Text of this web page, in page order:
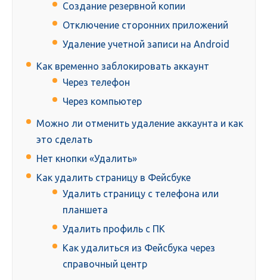
Создание резервной копии
Отключение сторонних приложений
Удаление учетной записи на Android
Как временно заблокировать аккаунт
Через телефон
Через компьютер
Можно ли отменить удаление аккаунта и как
это сделать
Нет кнопки «Удалить»
Как удалить страницу в Фейсбуке
Удалить страницу с телефона или
планшета
Удалить профиль с ПК
Как удалиться из Фейсбука через
справочный центр